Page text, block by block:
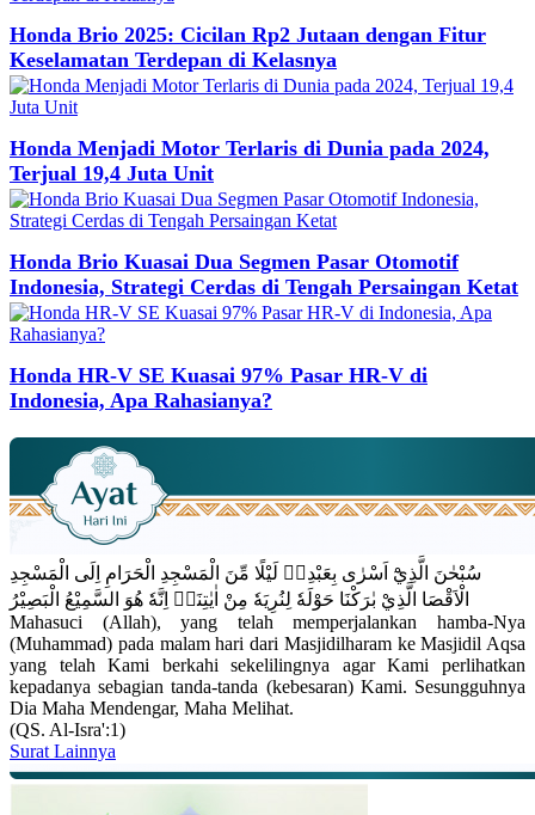
Honda Brio 2025: Cicilan Rp2 Jutaan dengan Fitur
Keselamatan Terdepan di Kelasnya
Honda Menjadi Motor Terlaris di Dunia pada 2024,
Terjual 19,4 Juta Unit
Honda Brio Kuasai Dua Segmen Pasar Otomotif
Indonesia, Strategi Cerdas di Tengah Persaingan Ketat
Honda HR-V SE Kuasai 97% Pasar HR-V di
Indonesia, Apa Rahasianya?
سُبْحٰنَ الَّذِيْٓ اَسْرٰى بِعَبْدِهٖ لَيْلًا مِّنَ الْمَسْجِدِ الْحَرَامِ اِلَى الْمَسْجِدِ
الْاَقْصَا الَّذِيْ بٰرَكْنَا حَوْلَهٗ لِنُرِيَهٗ مِنْ اٰيٰتِنَاۗ اِنَّهٗ هُوَ السَّمِيْعُ الْبَصِيْرُ
Mahasuci (Allah), yang telah memperjalankan hamba-Nya
(Muhammad) pada malam hari dari Masjidilharam ke Masjidil Aqsa
yang telah Kami berkahi sekelilingnya agar Kami perlihatkan
kepadanya sebagian tanda-tanda (kebesaran) Kami. Sesungguhnya
Dia Maha Mendengar, Maha Melihat.
(QS. Al-Isra':1)
Surat Lainnya